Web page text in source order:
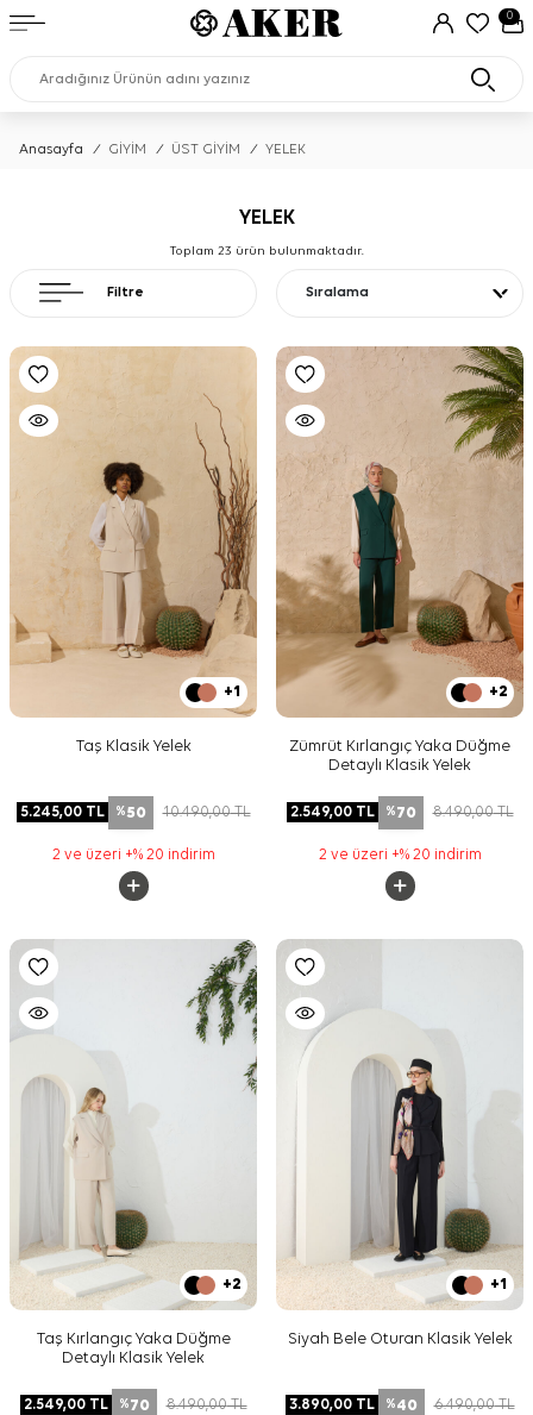
0
Anasayfa / GİYİM / ÜST GİYİM / YELEK
Filtre
YELEK
Toplam 23 ürün bulunmaktadır.
Sıralama
+1
Taş Klasik Yelek
5.245,00TL %50 10.490,00TL
2 ve üzeri +% 20 indirim
+2
Zümrüt Kırlangıç Yaka Düğme
Detaylı Klasik Yelek
2.549,00TL %70 8.490,00TL
2 ve üzeri +% 20 indirim
+2
Taş Kırlangıç Yaka Düğme
Detaylı Klasik Yelek
2.549,00TL %70 8.490,00TL
+1
Siyah Bele Oturan Klasik Yelek
3.890,00TL %40 6.490,00TL